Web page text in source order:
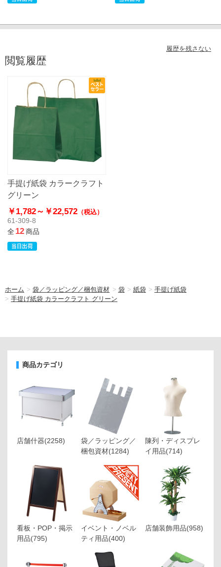
履歴を残さない
閲覧履歴
手提げ紙袋 カラークラフト
グリーン
￥1,782～ ￥22,572 （税込）
61-309-8
全12商品
ホーム >袋／ラッピング／梱包資材 > 袋 > 紙袋 > 手提げ紙袋
> 手提げ紙袋 カラークラフト グリーン
商品カテゴリ
店舗什器(2258)
袋／ラッピング／
梱包資材(1284)
陳列・ディスプレ
イ用品(714)
看板・POP・掲示
用品(795)
イベント・ノベル
ティ用品(400)
店舗装飾用品(958)